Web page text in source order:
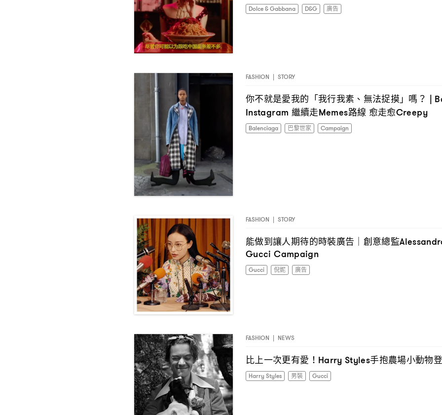
Dolce & Gabbana D&G 廣告
FASHION | STORY
你不就是愛我的「我行我素、無法捉摸」嗎 ？ |
Instagram 繼續走Memes路線 愈走愈Creepy
Balenciaga 巴黎世家 Campaign
FASHION | STORY
能做到讓人期待的時裝廣告 創意總監
Gucci Campaign
Gucci 倪妮 廣告
FASHION | NEWS
比上一次更有愛 ！Harry Styles手抱農場小動物
Harry Styles 男裝 Gucci